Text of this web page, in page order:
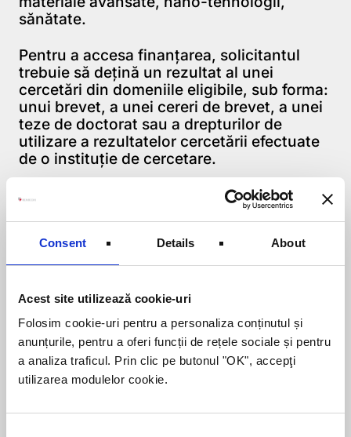
Consent Details About
Acest site utilizează cookie-uri
Folosim cookie-uri pentru a personaliza conținutul și
anunțurile, pentru a oferi funcții de rețele sociale și pentru
a analiza traficul. Prin clic pe butonul "OK", accepţi
utilizarea modulelor cookie.
sănătate.
Pentru a accesa finanțarea, solicitantul
trebuie să dețină un rezultat al unei
cercetări din domeniile eligibile, sub forma:
unui brevet, a unei cereri de brevet, a unei
teze de doctorat sau a drepturilor de
utilizare a rezultatelor cercetării efectuate
de o instituție de cercetare.
Cheltuieli eligibile
salarii, materii prime, utilaje si
echipamente, servicii de cercetare, aplicații
tehnologie, consultanță referitoare la
achiziția, protejarea și utilizarea drepturilor
de autor, servicii de încercări și teste în
laboratoare de specialitate, etc.
Haideți să discutăm